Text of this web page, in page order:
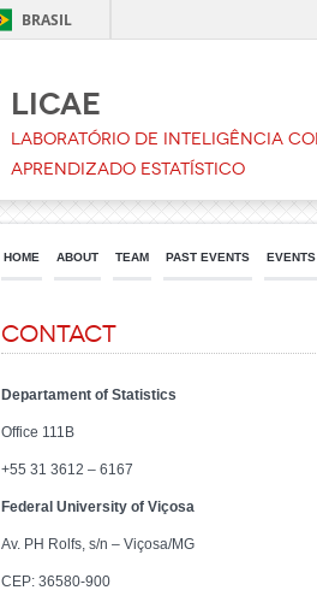
BRASIL
LICAE
Laboratório de Inteligência
Aprendizado Estatístico
HOME ABOUT TEAM PAST EVENTS EVENTS
Contact
Departament of Statistics
Office 111B
+55 31 3612 – 6167
Federal University of Viçosa
Av. PH Rolfs, s/n – Viçosa/MG
CEP: 36580-900